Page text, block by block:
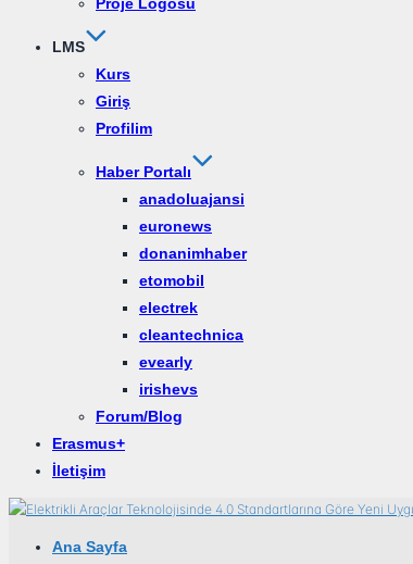
LMS
Kurs
Giriş
Profilim
Haber Portalı
anadoluajansi
euronews
donanimhaber
etomobil
electrek
cleantechnica
evearly
irishevs
Forum/Blog
Erasmus+
İletişim
İçeriğe
Ana Sayfa